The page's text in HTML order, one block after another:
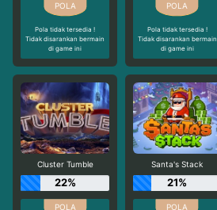
Pola tidak tersedia !
Tidak disarankan bermain
di game ini
Pola tidak tersedia !
Tidak disarankan bermain
di game ini
Cluster Tumble
22%
Santa's Stack
21%